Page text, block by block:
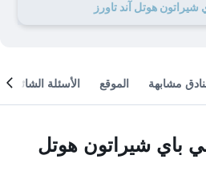
مشابهة الموقع الأسئلة الشائعة
باي شيراتون هوتل